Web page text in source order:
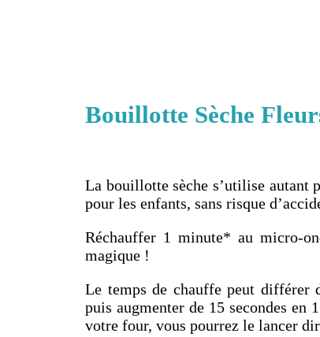
Bouillotte Sèche
La bouillotte sèche s’utilise autant
pour les enfants, sans risque
Réchauffer 1 minute* au micro-
magique !
Le temps de chauffe peut différer
puis augmenter de 15 secondes en
votre four, vous pourrez le lancer